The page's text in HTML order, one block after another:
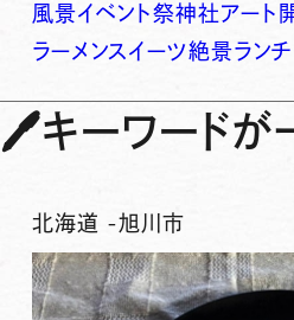
風景イベント祭神社アート
ラーメンスイーツ絶景ランチ
🖊キーワード
北海道 -旭川市